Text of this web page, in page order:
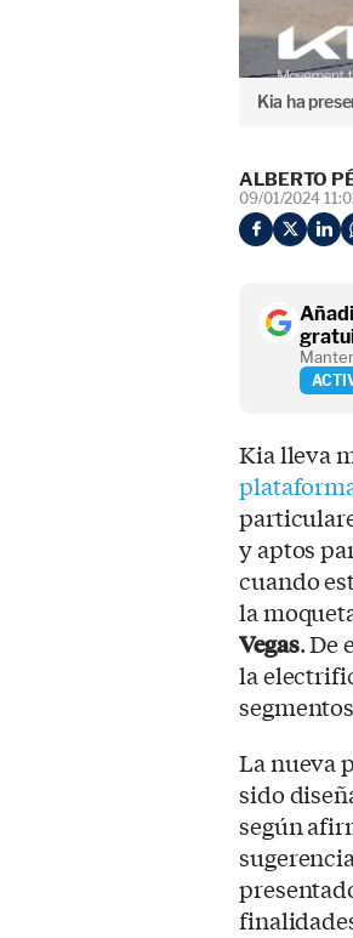
Kia ha
ALBERTO
09/01/2024
Kia lleva
y aptos
cuando
la
Vegas. De
la
La nueva
sido
según